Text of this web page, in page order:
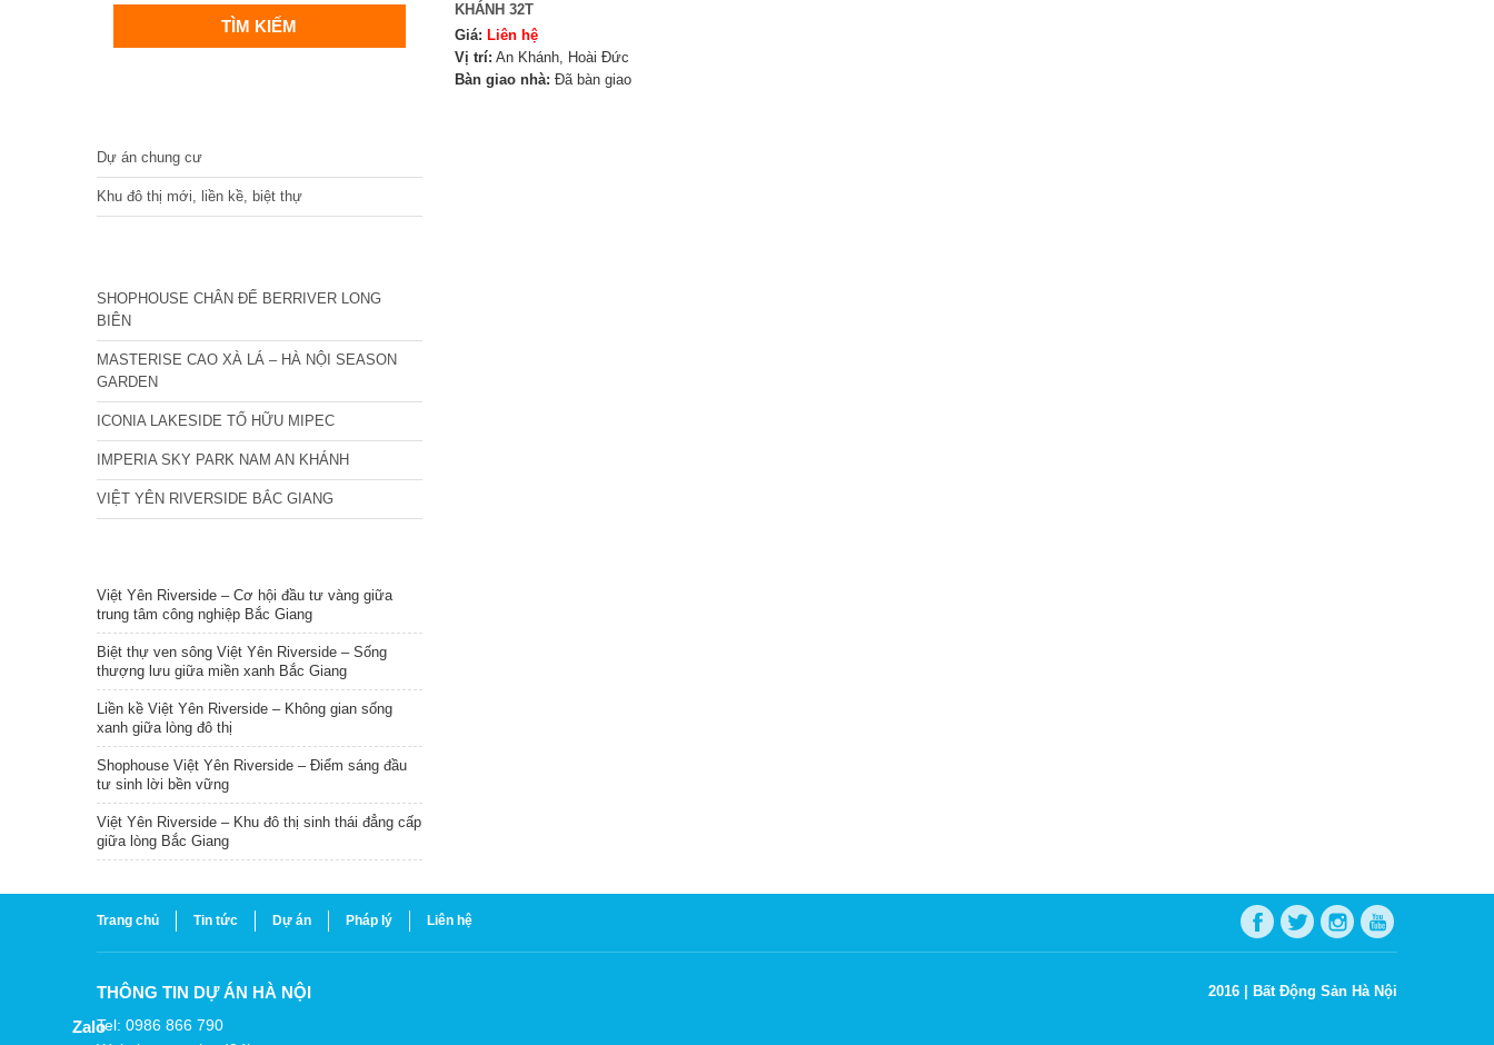
KHÁNH 32T
Giá: Liên hệ
Vị trí: An Khánh, Hoài Đức
Bàn giao nhà: Đã bàn giao
Dự án chung cư
Khu đô thị mới, liền kề, biệt thự
SHOPHOUSE CHÂN ĐẾ BERRIVER LONG
BIÊN
MASTERISE CAO XÀ LÁ – HÀ NỘI SEASON
GARDEN
ICONIA LAKESIDE TỐ HỮU MIPEC
IMPERIA SKY PARK NAM AN KHÁNH
VIỆT YÊN RIVERSIDE BẮC GIANG
Việt Yên Riverside – Cơ hội đầu tư vàng giữa
trung tâm công nghiệp Bắc Giang
Biệt thự ven sông Việt Yên Riverside – Sống
thượng lưu giữa miền xanh Bắc Giang
Liền kề Việt Yên Riverside – Không gian sống
xanh giữa lòng đô thị
Shophouse Việt Yên Riverside – Điểm sáng đầu
tư sinh lời bền vững
Việt Yên Riverside – Khu đô thị sinh thái đẳng cấp
giữa lòng Bắc Giang
Trang chủ Tin tức Dự án Pháp lý Liên hệ
THÔNG TIN DỰ ÁN HÀ NỘI
Tel: 0986 866 790
2016 | Bất Động Sản Hà Nội
Zalo